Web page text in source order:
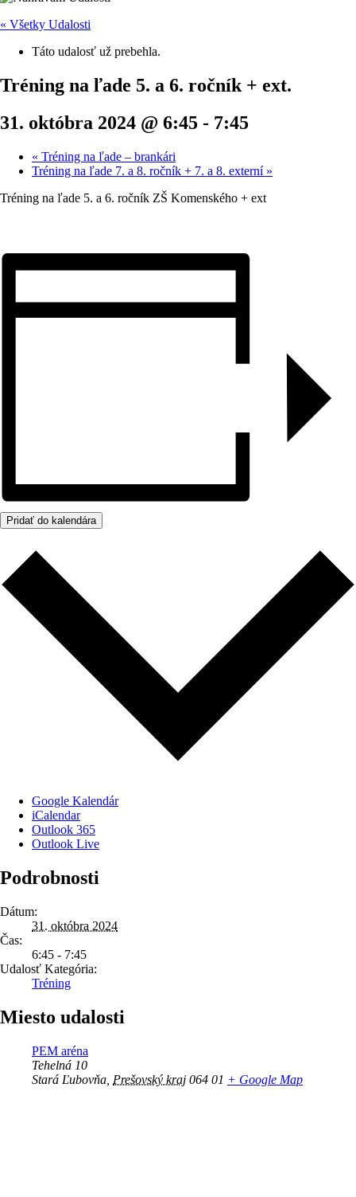
« Všetky Udalosti
Táto udalosť už prebehla.
Tréning na ľade 5. a 6. ročník + ext.
31. októbra 2024 @ 6:45 - 7:45
« Tréning na ľade – brankári
Tréning na ľade 7. a 8. ročník + 7. a 8. externí »
Tréning na ľade 5. a 6. ročník ZŠ Komenského + ext
Pridať do kalendára
Google Kalendár
iCalendar
Outlook 365
Outlook Live
Podrobnosti
Dátum:
31. októbra 2024
Čas:
6:45 - 7:45
Udalosť Kategória:
Tréning
Miesto udalosti
PEM aréna
Tehelná 10
Stará Ľubovňa Prešovský kraj 064 01 + Google Map